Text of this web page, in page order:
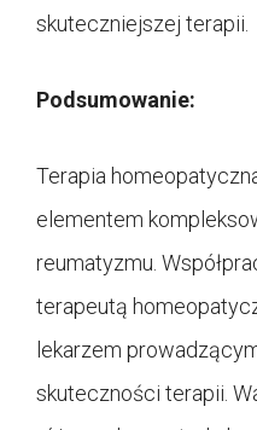
skuteczniejszej terapii.
Podsumowanie:
Terapia
elementem
reumatyzmu.
terapeutą
lekarzem
skuteczności terapii.